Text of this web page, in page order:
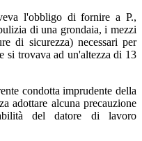
l'obbligo di fornire a P.,
di una grondaia, i mezzi
di sicurezza) necessari per
si trovava ad un'altezza di 13
condotta imprudente della
adottare alcuna precauzione
del datore di lavoro